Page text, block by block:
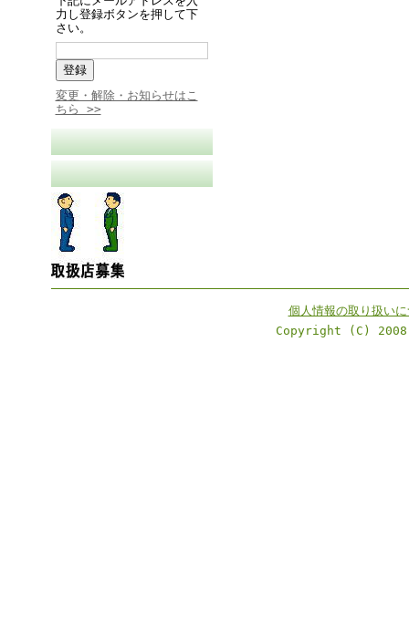
力し登録ボタンを押して下
さい。
変更・解除・お知らせはこ
ちら >>
個人情報の取り扱い
Copyright (C)